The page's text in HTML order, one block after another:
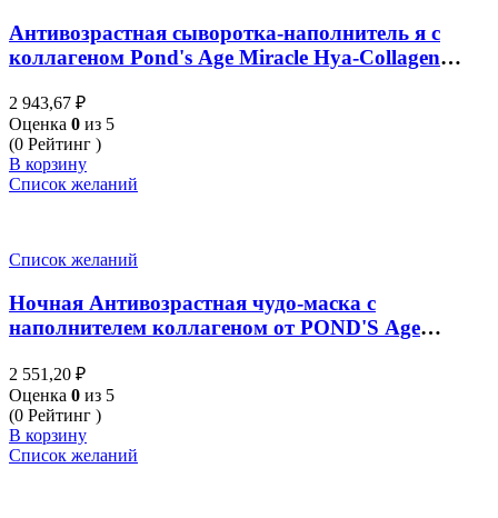
Антивозрастная сыворотка-наполнитель я с
коллагеном Pond's Age Miracle Hya-Collagen
2 943,67 ₽
Оценка 0 из 5
(0 Рейтинг )
В корзину
Список желаний
Список желаний
Ночная Антивозрастная чудо-маска с
наполнителем коллагеном от POND'S Age
2 551,20 ₽
Оценка 0 из 5
(0 Рейтинг )
В корзину
Список желаний